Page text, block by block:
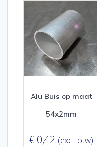
Alu Buis op maat
54x2mm
€ 0,42 (excl. btw)